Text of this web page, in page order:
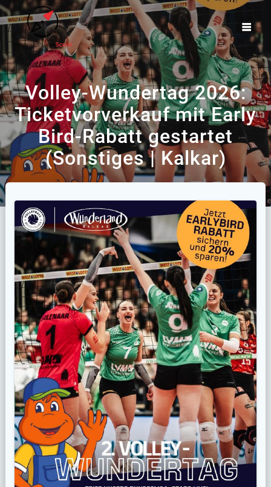
Zum
Inhalt
springen
Volley-Wundertag 2026:
Ticketvorverkauf mit Early
Bird-Rabatt gestartet
(Sonstiges | Kalkar)